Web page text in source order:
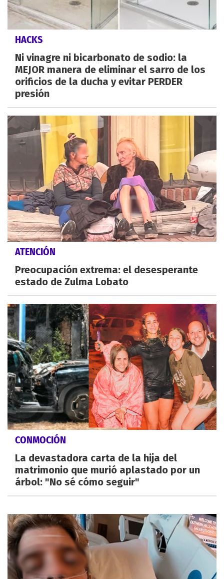
HACKS
Ni vinagre ni bicarbonato de sodio: la
MEJOR manera de eliminar el sarro de los
orificios de la ducha y evitar PERDER
presión
ATENCIÓN
Preocupación extrema: el desesperante
estado de Zulma Lobato
CONMOCIÓN
La devastadora carta de la hija del
matrimonio que murió aplastado por un
árbol: "No sé cómo seguir"